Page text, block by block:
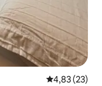
Середня
4,83 (23)